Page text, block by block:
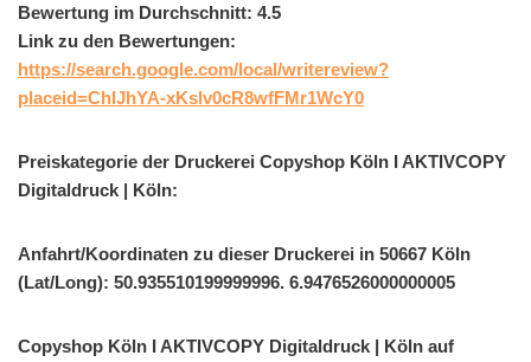
Bewertung im Durchschnitt: 4.5
Link zu den Bewertungen:
https://search.google.com/local/writereview?
placeid=ChIJhYA-xKslv0cR8wfFMr1WcY0
Preiskategorie der Druckerei Copyshop Köln I AKTIVCOPY
Digitaldruck | Köln:
Anfahrt/Koordinaten zu dieser Druckerei in 50667 Köln
(Lat/Long): 50.935510199999996. 6.9476526000000005
Copyshop Köln I AKTIVCOPY Digitaldruck | Köln auf